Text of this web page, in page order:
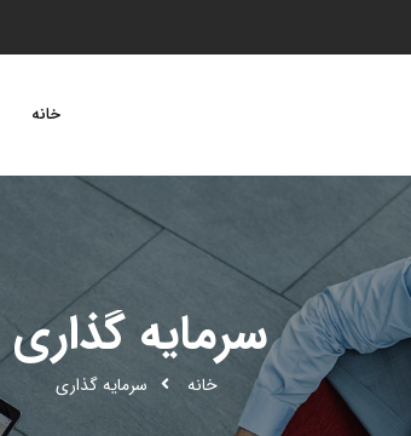
خانه
سرمایه گذاری
خانه سرمایه گذاری